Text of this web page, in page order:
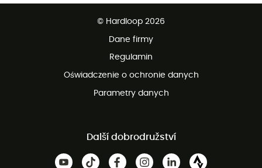
© Hardloop 2026
Dane firmy
Regulamin
Oświadczenie o ochronie danych
Parametry danych
Další dobrodružství